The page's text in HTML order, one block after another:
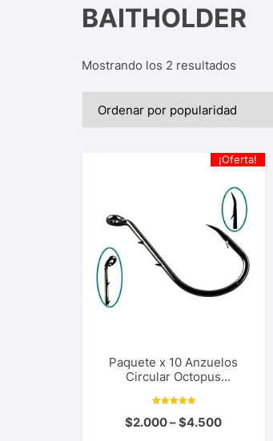
BAITHOLDER
Mostrando los 2 resultados
¡Oferta!
Paquete x 10 Anzuelos
Circular Octopus
Muy Afilados Pesca
Deportiva, Rio, Lago, Mar.
5.00
de 5
$2.000–$4.500